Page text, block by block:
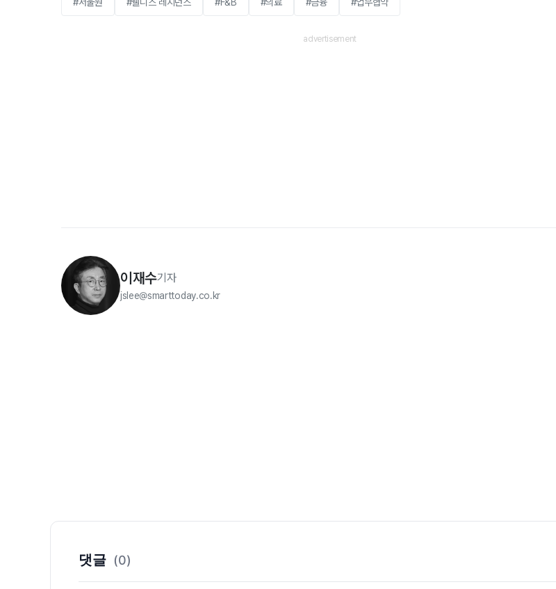
이재수기자
jslee@smarttoday.co.kr
댓글 (0)